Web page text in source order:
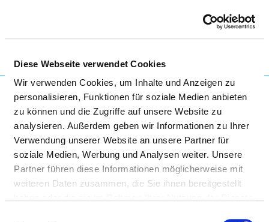
Diese Webseite verwendet Cookies
Wir verwenden Cookies, um Inhalte und Anzeigen zu
personalisieren, Funktionen für soziale Medien anbieten
zu können und die Zugriffe auf unsere Website zu
analysieren. Außerdem geben wir Informationen zu Ihrer
Verwendung unserer Website an unsere Partner für
soziale Medien, Werbung und Analysen weiter. Unsere
Partner führen diese Informationen möglicherweise mit
weiteren Daten zusammen, die Sie ihnen bereitgestellt
To the specialist department
WERTACHKLINIK BOBINGEN